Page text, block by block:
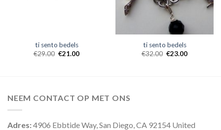
ti sento bedels
€29.00 €21.00
ti sento bedels
€32.00 €23.00
NEEM CONTACT OP MET ONS
Adres:4906 Ebbtide Way, San Diego, CA 92154 United